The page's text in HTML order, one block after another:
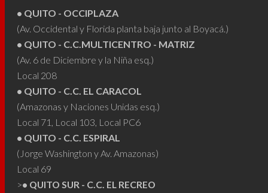
la
página
producto
• QUITO - OCCIPLAZA
(Av. Occidental y Florida planta baja junto al Boyacá.)
• QUITO - C.C.MULTICENTRO - MATRIZ
(Av. 6 de Diciembre y la Niña esq.)
Local 208
• QUITO - C.C. EL CARACOL
(Amazonas y Naciones Unidas esq.)
Local 71, Local 103, Local PC6
• QUITO - C.C. ESPIRAL
(Jorge Washington y Av. Amazonas)
Local 69
>• QUITO SUR - C.C. EL RECREO